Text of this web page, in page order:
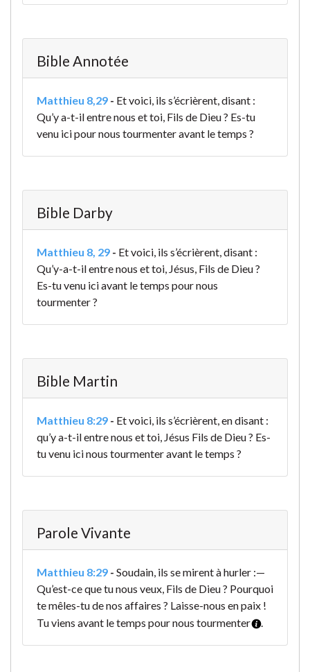
Bible Annotée
Matthieu 8,29 - Et voici, ils s’écrièrent, disant :
Qu’y a-t-il entre nous et toi, Fils de Dieu ? Es-tu
venu ici pour nous tourmenter avant le temps ?
Bible Darby
Matthieu 8, 29 - Et voici, ils s’écrièrent, disant :
Qu’y-a-t-il entre nous et toi, Jésus, Fils de Dieu ?
Es-tu venu ici avant le temps pour nous
tourmenter ?
Bible Martin
Matthieu 8:29 - Et voici, ils s’écrièrent, en disant :
qu’y a-t-il entre nous et toi, Jésus Fils de Dieu ? Es-
tu venu ici nous tourmenter avant le temps ?
Parole Vivante
Matthieu 8:29 - Soudain, ils se mirent à hurler :—
Qu’est-ce que tu nous veux, Fils de Dieu ? Pourquoi
te mêles-tu de nos affaires ? Laisse-nous en paix !
Tu viens avant le temps pour nous tourmenter
.